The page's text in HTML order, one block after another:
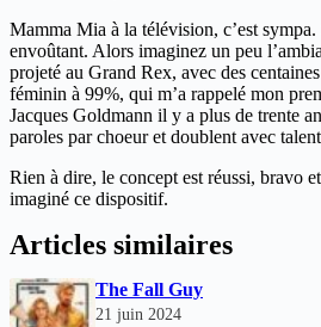
Mamma Mia à la télévision, c’est sympa.
envoûtant. Alors imaginez un peu
projeté au Grand Rex, avec des
féminin à 99%, qui m’a rappelé mon
Jacques Goldmann il y a plus de trente
paroles par choeur et doublent avec
Rien à dire, le concept est réussi, bravo
imaginé ce dispositif.
Articles similaires
The Fall Guy
21 juin 2024